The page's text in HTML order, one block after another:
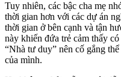
Tuy nhiên, các bậc cha mẹ
thời gian hơn với các dự án
thời gian ở bên cạnh và tận
này khiến đứa trẻ cảm thấy
“Nhà tư duy” nên cố gắng
của mình.